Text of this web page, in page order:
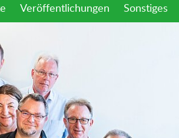
Veröffentlichungen Sonstiges